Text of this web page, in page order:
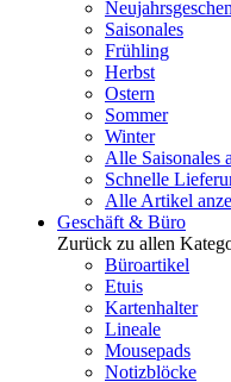
Saisonales
Frühling
Herbst
Ostern
Sommer
Winter
Alle Saisonales
Schnelle
Alle Artikel
Geschäft & Büro
Zurück zu allen
Büroartikel
Etuis
Kartenhalter
Lineale
Mousepads
Notizblöcke